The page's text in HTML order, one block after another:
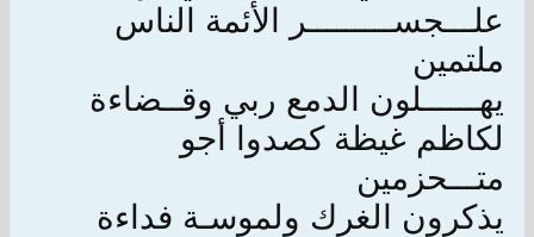
علـــجســـــــــر الأئمة الناس
ملتمين
يهــــــلون الدمع ربي وقــضاءة
لكاظم غيظة كصدوا أجو
متـــحزمين
يذكرون الغرك ولموسـة فداءة